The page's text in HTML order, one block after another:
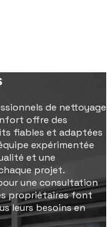
de nettoyage
offre des
fiables et adaptées
expérimentée
et une
projet.
une consultation
propriétaires font
leurs besoins en